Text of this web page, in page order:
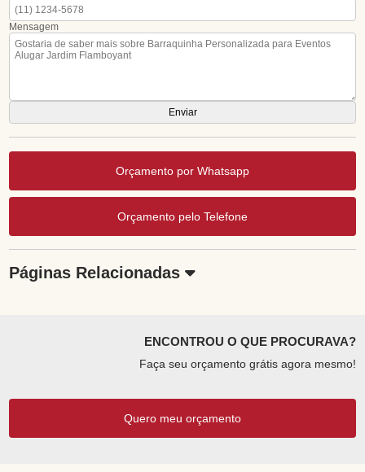
Mensagem
Orçamento por Whatsapp
Orçamento pelo Telefone
Páginas Relacionadas
ENCONTROU O QUE PROCURAVA?
Faça seu orçamento grátis agora mesmo!
Quero meu orçamento